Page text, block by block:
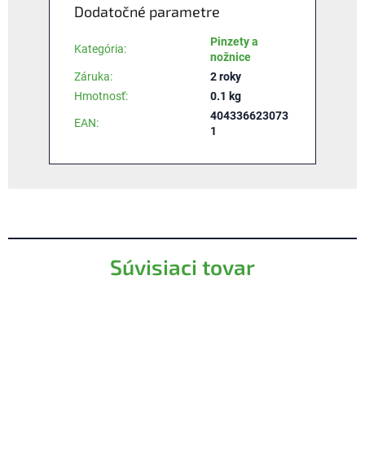
Súvisiaci tovar
Dodatočné parametre
Kategória:
Pinzety a
nožnice
Záruka:
2 roky
Hmotnosť: 0.1 kg
EAN:
404336623073
1